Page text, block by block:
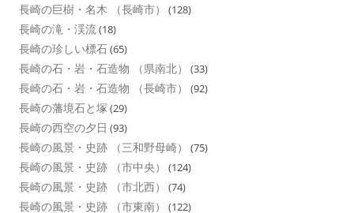
長崎の巨樹・名木 （長崎市） (128)
長崎の滝・渓流(18)
長崎の珍しい標石(65)
長崎の石・岩・石造物 （県南北） (33)
長崎の石・岩・石造物 （長崎市） (92)
長崎の藩境石と塚 (29)
長崎の西空の夕日 (93)
長崎の風景・史跡 （三和野母崎） (75)
長崎の風景・史跡 （市中央） (124)
長崎の風景・史跡 （市北西） (74)
長崎の風景・史跡 （市東南） (122)